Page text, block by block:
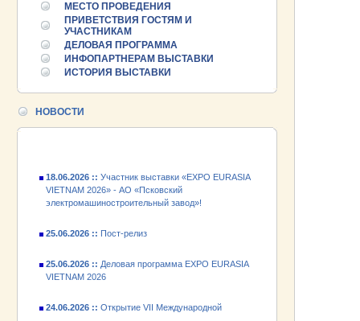
МЕСТО ПРОВЕДЕНИЯ
ПРИВЕТСТВИЯ ГОСТЯМ И
УЧАСТНИКАМ
ДЕЛОВАЯ ПРОГРАММА
ИНФОПАРТНЕРАМ ВЫСТАВКИ
ИСТОРИЯ ВЫСТАВКИ
НОВОСТИ
25.06.2026 ::Пост-релиз
25.06.2026 :: Деловая программа EXPO EURASIA
VIETNAM 2026
промышленной выставки «EXPO EURASIA
VIETNAM 2026»
VIETNAM 2026» - АО «Псковский
электромашиностроительный завод»!
VIETNAM 2026
промышленной выставки «EXPO EURASIA